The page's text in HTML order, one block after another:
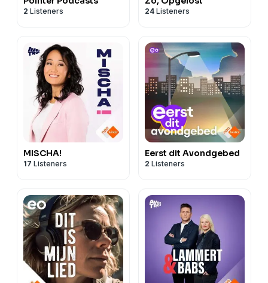
2 Listeners 24 Listeners
MISCHA!
17 Listeners
Eerst dit Avondgebed
2 Listeners